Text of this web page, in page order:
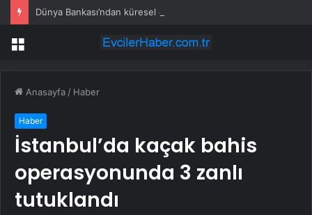
Dünya Bankası’ndan küresel ekonomik kriz uyarısı
Menü
Anasayfa / Haber
Haber
İstanbul’da kaçak bahis
operasyonunda 3 zanlı
tutuklandı